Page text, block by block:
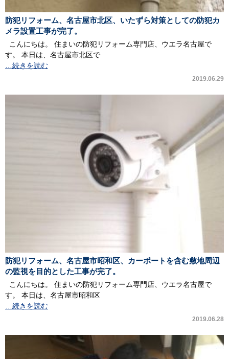
防犯リフォーム、名古屋市北区、いたずら対策としての防犯カ
メラ設置工事が完了。
こんにちは。 住まいの防犯リフォーム専門店、ウエラ名古屋で
す。 本日は、名古屋市北区で
…続きを読む
2019.06.29
防犯リフォーム、名古屋市昭和区、カーポートを含む敷地周辺
の監視を目的とした工事が完了。
こんにちは。 住まいの防犯リフォーム専門店、ウエラ名古屋で
す。 本日は、名古屋市昭和区
…続きを読む
2019.06.28